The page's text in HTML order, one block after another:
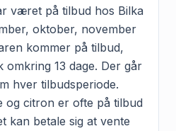
været på tilbud hos Bilka
oktober, november
kommer på tilbud,
omkring 13 dage. Der går
hver tilbudsperiode.
citron er ofte på tilbud
kan betale sig at vente